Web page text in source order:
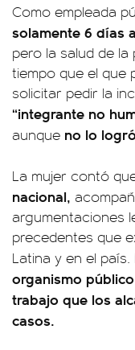
Como empleada
solamente 6 días
pero la salud de
tiempo que el que
solicitar pedir la
“integrante no
aunque no lo
La mujer contó
nacional,
argumentaciones
precedentes que
Latina y en el
organismo
trabajo que los
casos.